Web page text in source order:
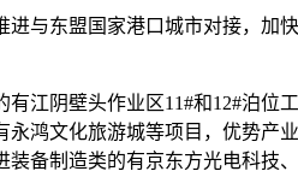
与东盟国家港口城市对接，加
江阴壁头作业区11#和12#泊位
鸿文化旅游城等项目，优势产
备制造类的有京东方光电科技